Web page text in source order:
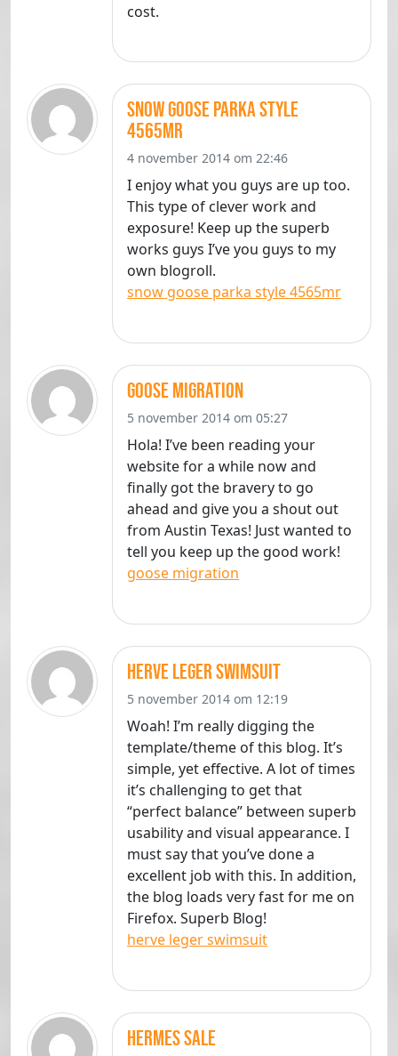
cost.
snow goose parka style
4565mr
4 november 2014 om 22:46
I enjoy what you guys are up too.
This type of clever work and
exposure! Keep up the superb
works guys I’ve you guys to my
own blogroll.
snow goose parka style 4565mr
goose migration
5 november 2014 om 05:27
Hola! I’ve been reading your
website for a while now and
finally got the bravery to go
ahead and give you a shout out
from Austin Texas! Just wanted to
tell you keep up the good work!
goose migration
herve leger swimsuit
5 november 2014 om 12:19
Woah! I’m really digging the
template/theme of this blog. It’s
simple, yet effective. A lot of times
it’s challenging to get that
“perfect balance” between superb
usability and visual appearance. I
must say that you’ve done a
excellent job with this. In addition,
the blog loads very fast for me on
Firefox. Superb Blog!
herve leger swimsuit
hermes sale